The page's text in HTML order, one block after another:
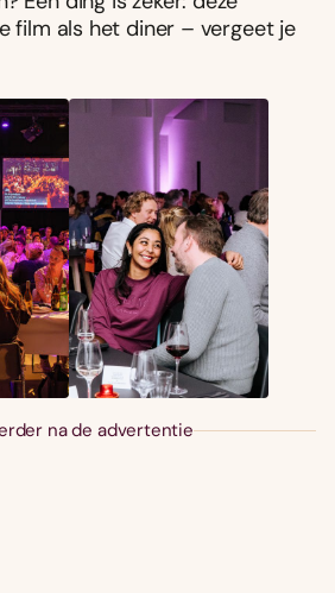
film als het diner – vergeet je
na de advertentie